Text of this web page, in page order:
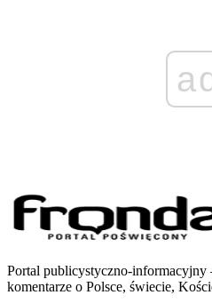
Portal publicystyczno-
komentarze o Polsce, świecie,